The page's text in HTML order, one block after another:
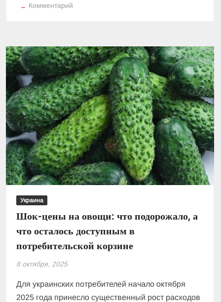
Комментарий
Какие
овощи
подорожали
на
281%
с
начала
войны,
а
какие
подешевели
Украина
Шок-цены на овощи: что подорожало, а
что осталось доступным в
потребительской корзине
8 октября, 2025
Для украинских потребителей начало октября
2025 года принесло существенный рост расходов